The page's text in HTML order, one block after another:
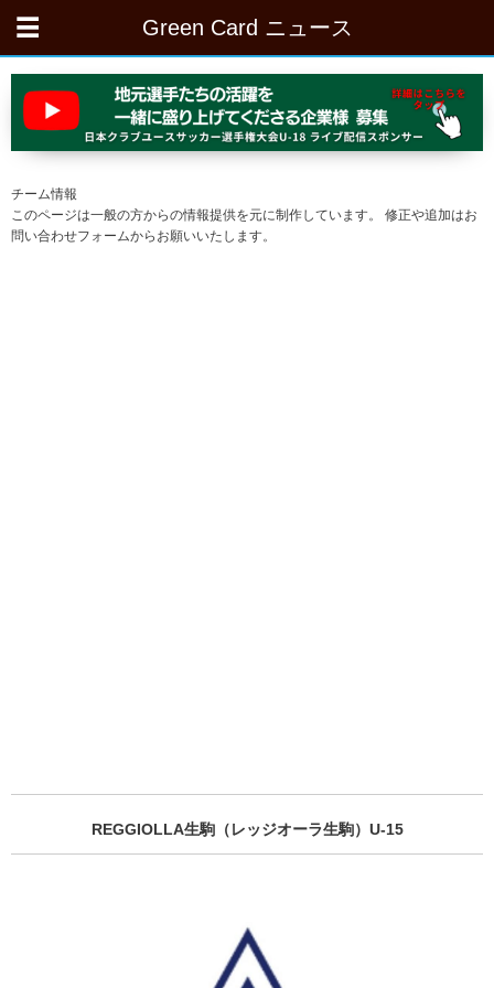
Green Card ニュース
チーム情報
このページは一般の方からの情報提供を元に制作しています。 修正や追加はお
問い合わせフォームからお願いいたします。
REGGIOLLA生駒（レッジオーラ生駒）U-15